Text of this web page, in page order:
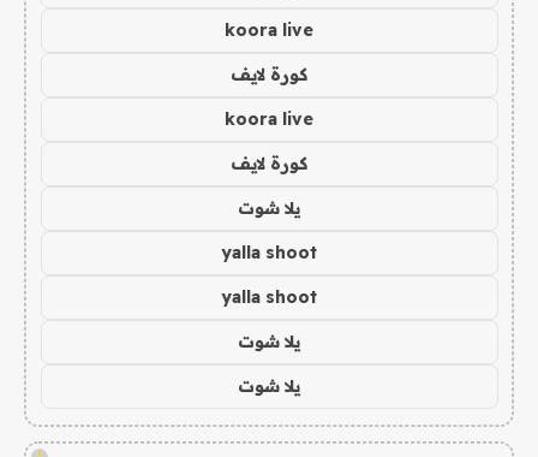
koora live
كورة لايف
koora live
كورة لايف
يلا شوت
yalla shoot
yalla shoot
يلا شوت
يلا شوت